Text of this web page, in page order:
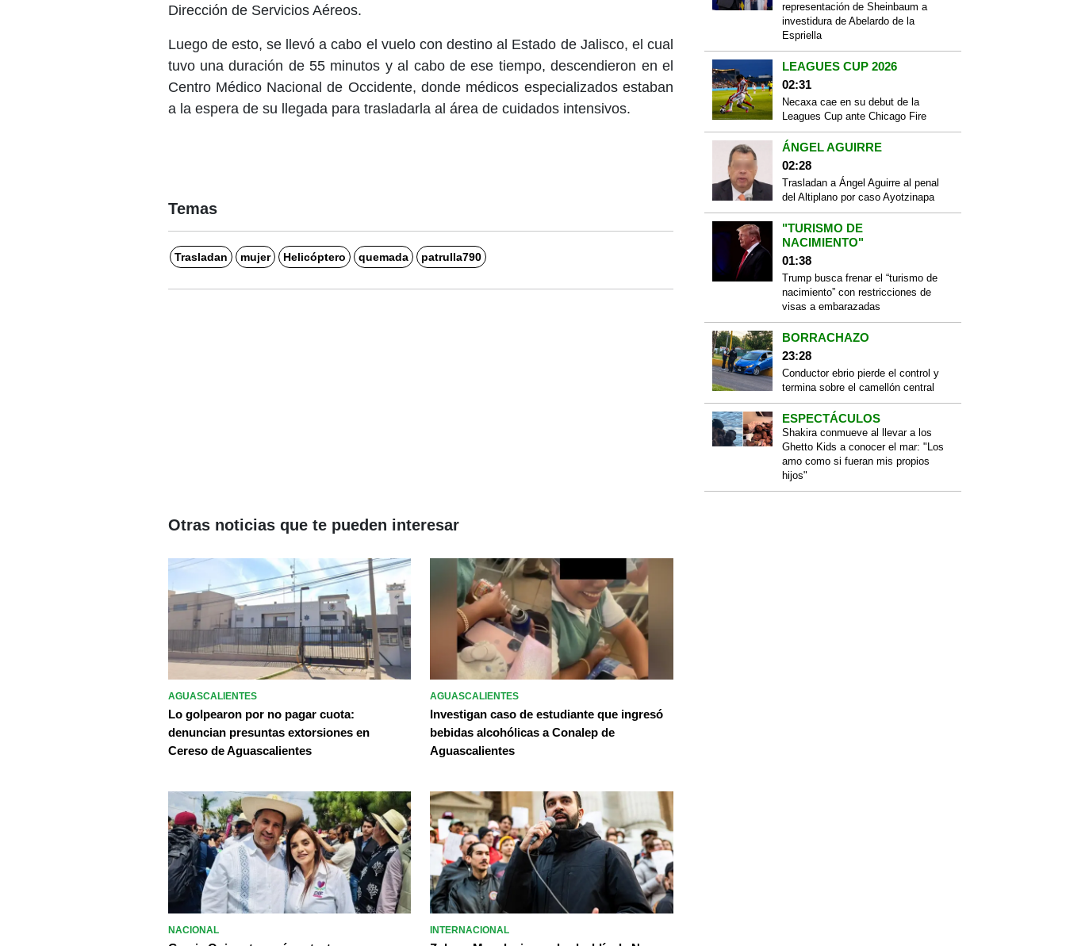
Dirección de Servicios Aéreos.
Luego de esto, se llevó a cabo el vuelo con destino al Estado de Jalisco, el cual
tuvo una duración de 55 minutos y al cabo de ese tiempo, descendieron en el
Centro Médico Nacional de Occidente, donde médicos especializados estaban
a la espera de su llegada para trasladarla al área de cuidados intensivos.
Temas
Trasladan mujer Helicóptero quemada patrulla790
representación de Sheinbaum a
investidura de Abelardo de la
Espriella
LEAGUES CUP 2026
02:31
Necaxa cae en su debut de la
Leagues Cup ante Chicago Fire
ÁNGEL AGUIRRE
02:28
Trasladan a Ángel Aguirre al penal
del Altiplano por caso Ayotzinapa
"TURISMO DE
NACIMIENTO"
01:38
Trump busca frenar el “turismo de
nacimiento” con restricciones de
visas a embarazadas
BORRACHAZO
23:28
Conductor ebrio pierde el control y
termina sobre el camellón central
ESPECTÁCULOS
Shakira conmueve al llevar a los
Ghetto Kids a conocer el mar: "Los
amo como si fueran mis propios
hijos"
Otras noticias que te pueden interesar
AGUASCALIENTES
Lo golpearon por no pagar cuota:
denuncian presuntas extorsiones en
Cereso de Aguascalientes
AGUASCALIENTES
Investigan caso de estudiante que ingresó
bebidas alcohólicas a Conalep de
Aguascalientes
NACIONAL INTERNACIONAL